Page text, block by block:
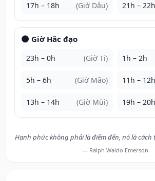
17h – 18h (Giờ Dậu) 21h – 22h
🌑 Giờ Hắc đạo
23h – 0h (Giờ Tí) 1h – 2h
5h – 6h (Giờ Mão) 11h – 12h
13h – 14h (Giờ Mùi) 19h – 20h
Hạnh phúc không phải là điểm đến, nó là cách
— Ralph Waldo Emerson